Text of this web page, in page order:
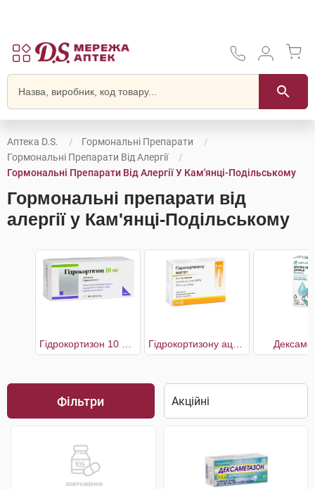
Аптека D.S.
Гормональні Препарати
Гормональні Препарати Від Алергії
Гормональні Препарати Від Алергії У Кам'янці-Подільському
Гормональні препарати від
алергії у Кам'янці-Подільському
Фільтри